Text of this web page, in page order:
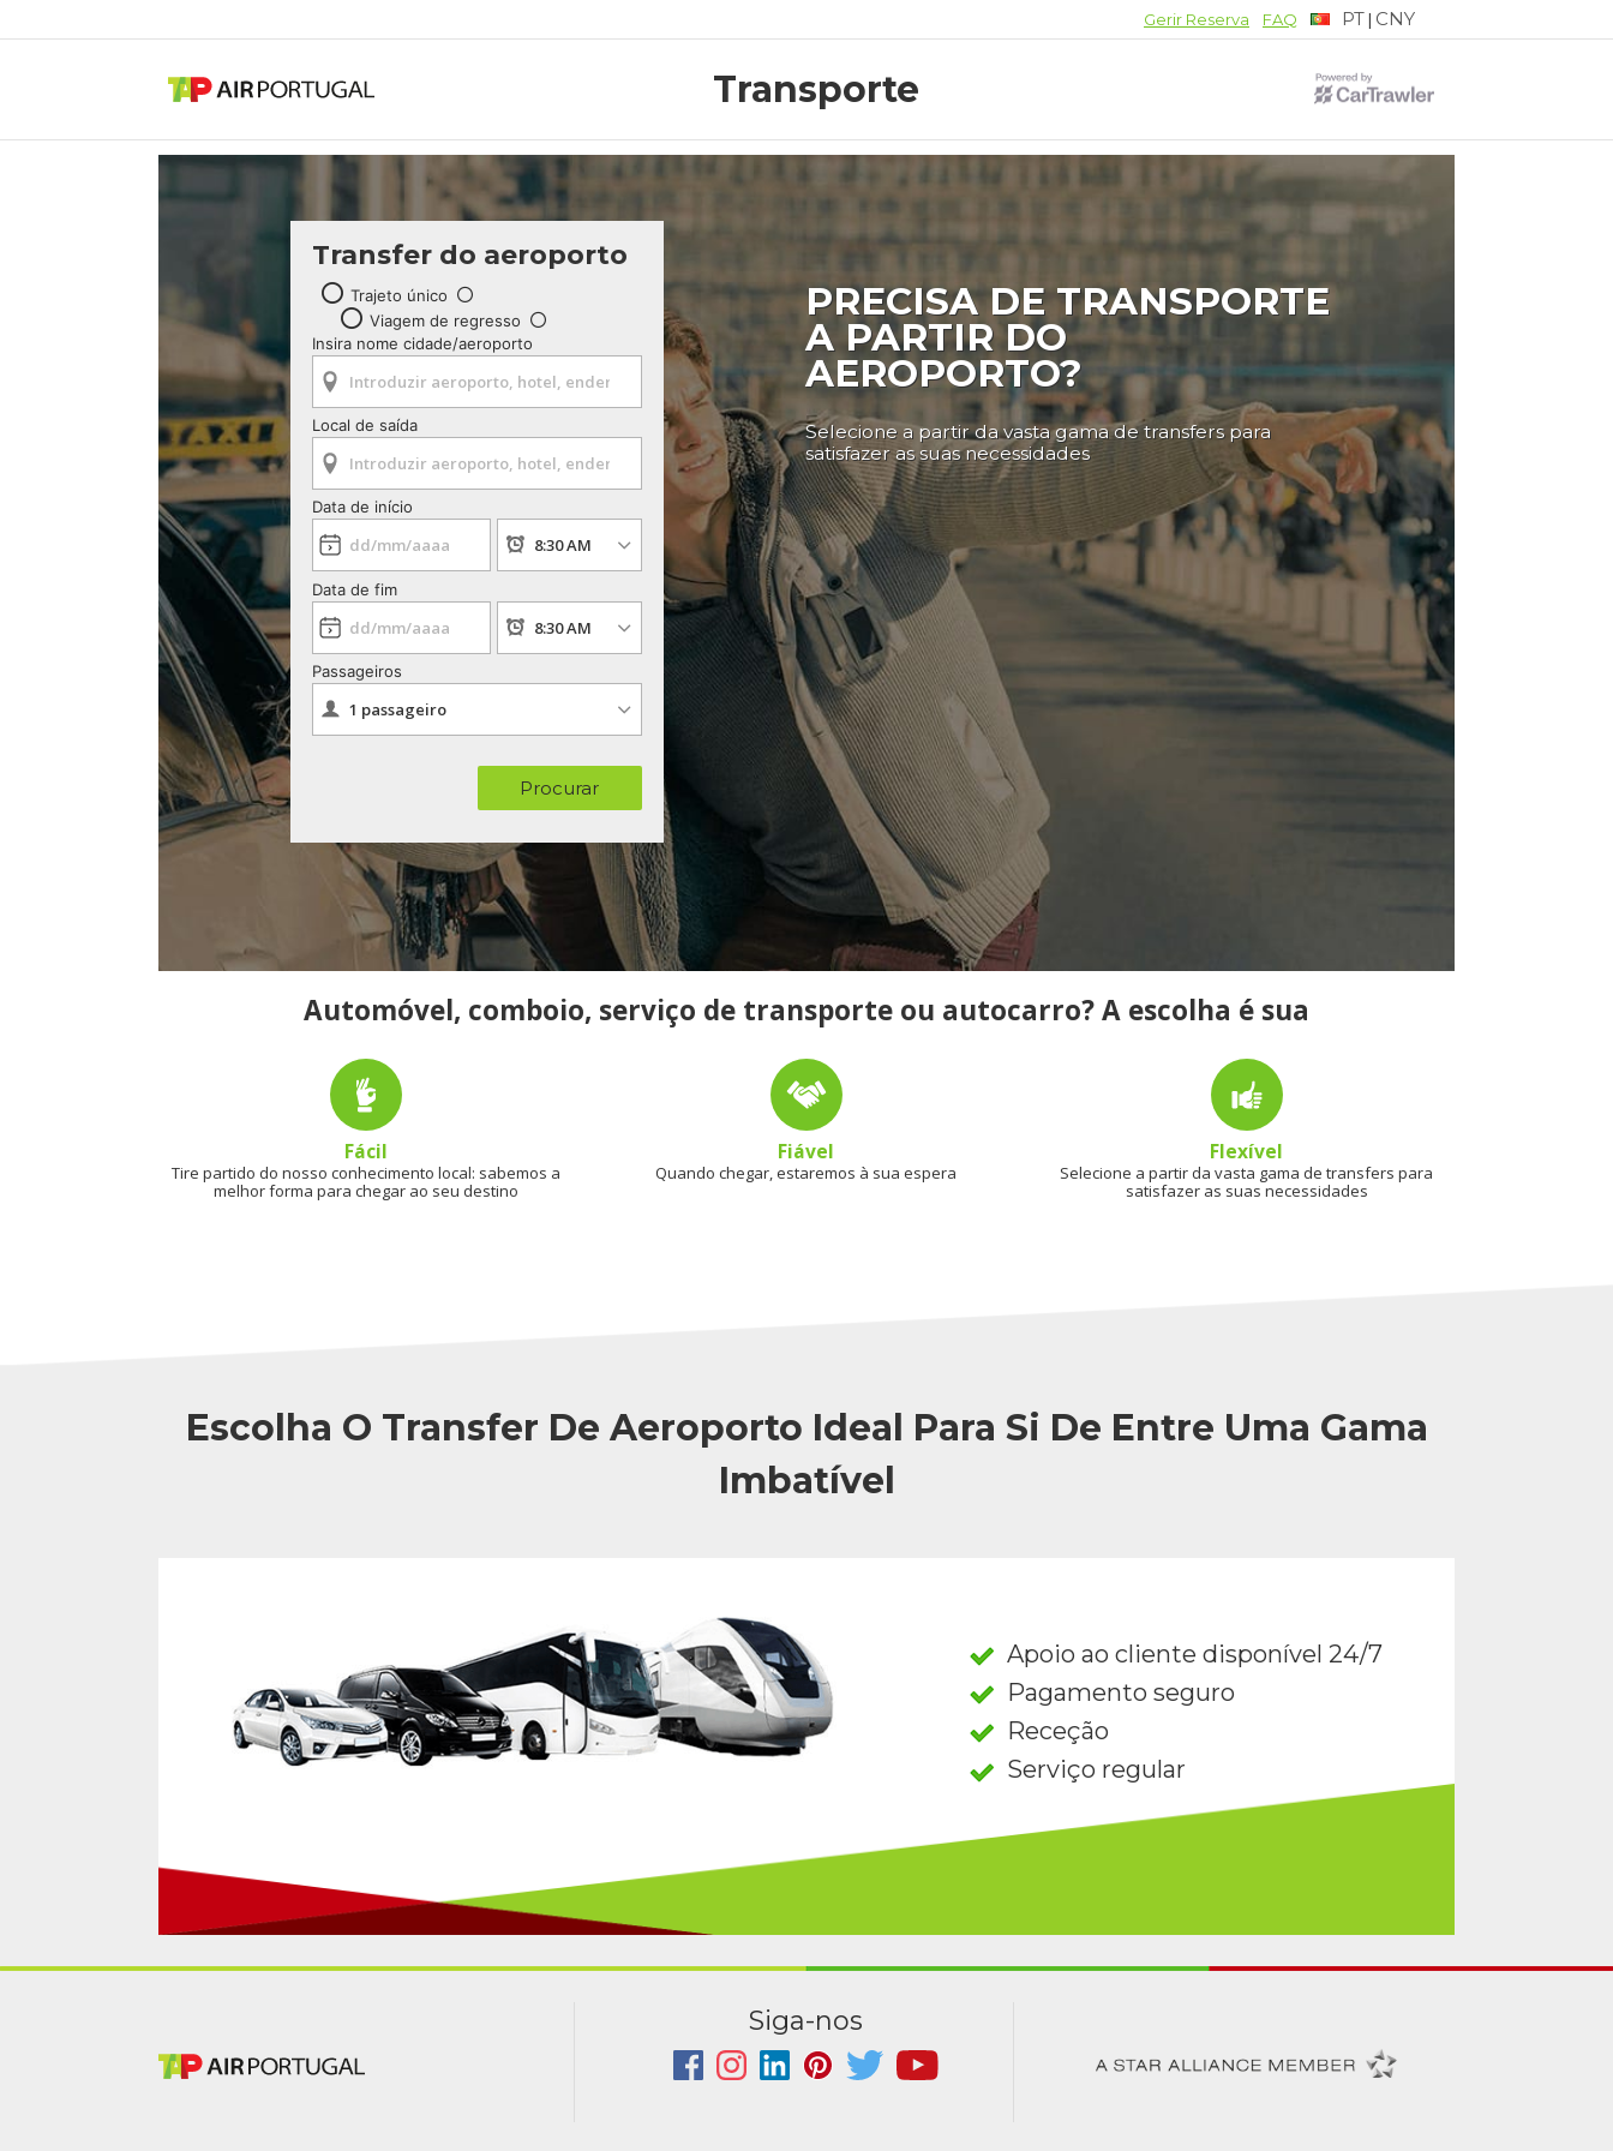
Gerir Reserva FAQ PT| CNY
Transporte
Transfer do aeroporto
Trajeto único
Viagem de regresso
Insira nome cidade/aeroporto
Local de saída
Data de início
Data de fim
Passageiros
Procurar
PRECISA DE TRANSPORTE
A PARTIR DO
AEROPORTO?
Selecione a partir da vasta gama de transfers para
satisfazer as suas necessidades
Automóvel, comboio, serviço de transporte ou autocarro? A escolha é sua
Fácil
Tire partido do nosso conhecimento local: sabemos a
melhor forma para chegar ao seu destino
Fiável
Quando chegar, estaremos à sua espera
Flexível
Selecione a partir da vasta gama de transfers para
satisfazer as suas necessidades
Escolha O Transfer De Aeroporto Ideal Para Si De Entre Uma Gama
Imbatível
Apoio ao cliente disponível 24/7
Pagamento seguro
Receção
Serviço regular
Siga-nos